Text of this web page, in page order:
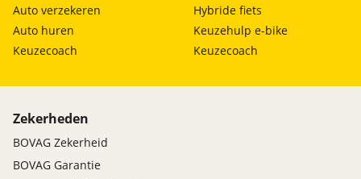
Auto verzekeren
Auto huren
Keuzecoach
Hybride fiets
Keuzehulp e-bike
Keuzecoach
Zekerheden
BOVAG Zekerheid
BOVAG Garantie